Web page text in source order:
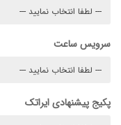
سرویس ساعت
پکیج پیشنهادی ایراتک